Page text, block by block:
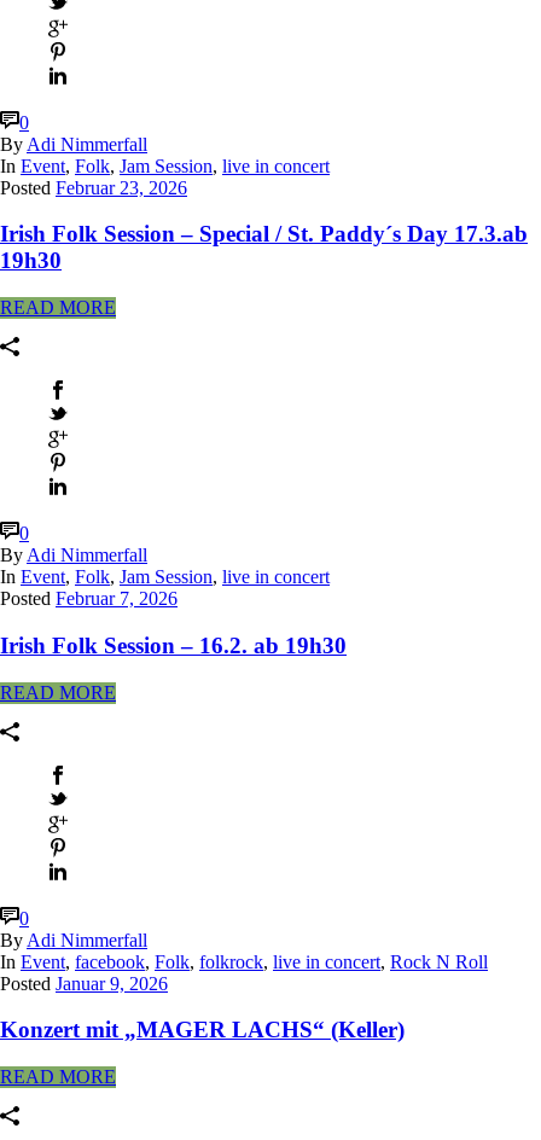
0
By Adi Nimmerfall
In Event, Folk, Jam Session, live in concert
Posted Februar 23, 2026
Irish Folk Session – Special / St. Paddy´s Day 17.3.ab
19h30
READ MORE
0
By Adi Nimmerfall
In Event, Folk, Jam Session, live in concert
Posted Februar 7, 2026
Irish Folk Session – 16.2. ab 19h30
READ MORE
0
By Adi Nimmerfall
In Event, facebook, Folk, folkrock, live in concert, Rock N Roll
Posted Januar 9, 2026
Konzert mit „MAGER LACHS“ (Keller)
READ MORE